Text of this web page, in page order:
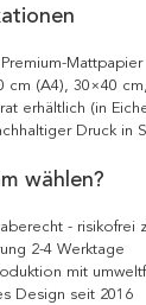
Mattpapier
cm (A4), 30×40
erhältlich (in
Druck in
wählen?
- risikofrei
2-4 Werktage
mit
Design seit 2016